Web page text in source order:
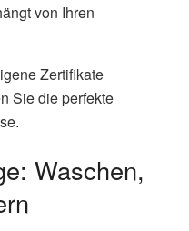
von Ihren
Zertifikate
Sie die perfekte
Waschen,